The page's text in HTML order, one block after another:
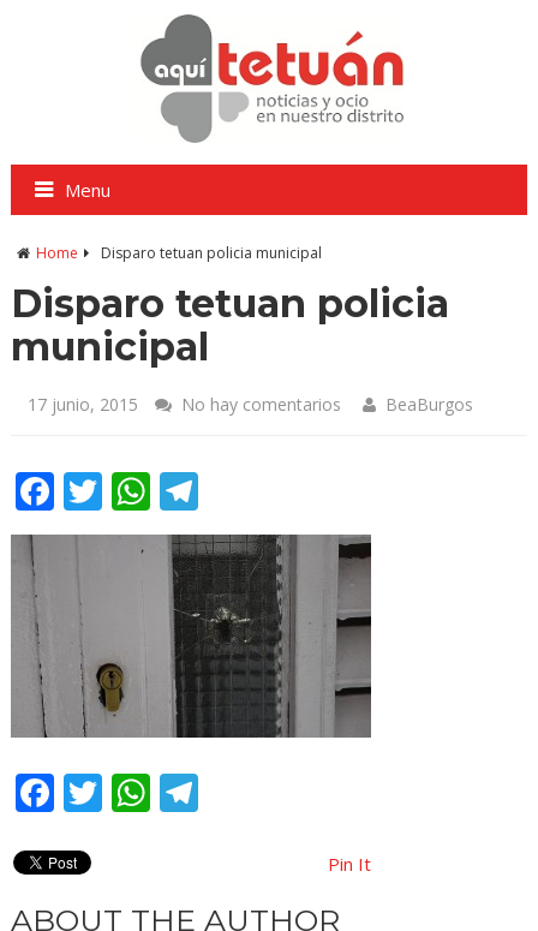
Menu
Home Disparo tetuan policia municipal
Disparo tetuan policia
municipal
17 junio, 2015 No hay comentarios BeaBurgos
Facebook
Twitter
WhatsApp
Telegram
Facebook
Twitter
WhatsApp
Telegram
Pin It
ABOUT THE AUTHOR